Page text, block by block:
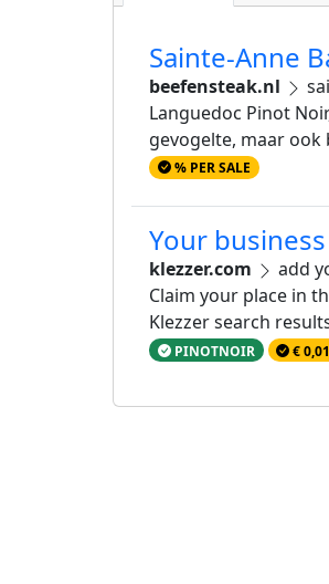
Sainte-Anne
beefensteak.nl
Languedoc Pinot
gevogelte, maar
% PER SALE
Your
klezzer.com
add
Claim your place in
Klezzer search
PINOTNOIR €